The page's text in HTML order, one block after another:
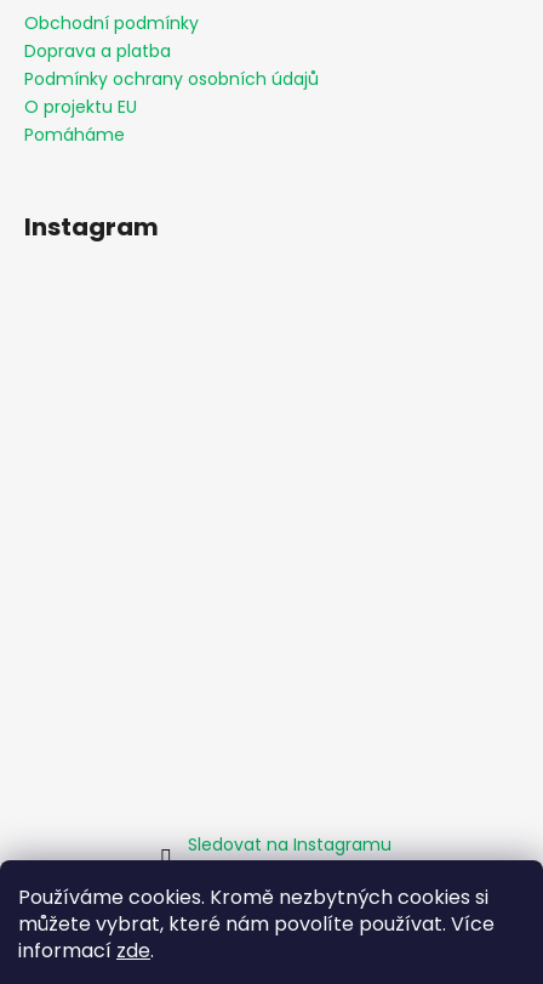
Používáme cookies. Kromě nezbytných cookies si
můžete vybrat, které nám povolíte používat. Více
informací zde.
Obchodní podmínky
Doprava a platba
Podmínky ochrany osobních údajů
O projektu EU
Pomáháme
Instagram
Sledovat na Instagramu
Homepage Obchodní podmínky Kamenné pobočky
Facebook